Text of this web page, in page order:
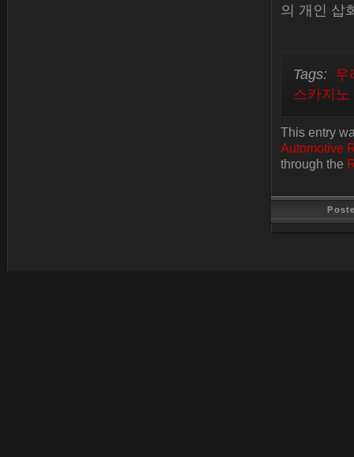
의 개인 삽
Tags: 우
스카지
This entry
Automotive
through the